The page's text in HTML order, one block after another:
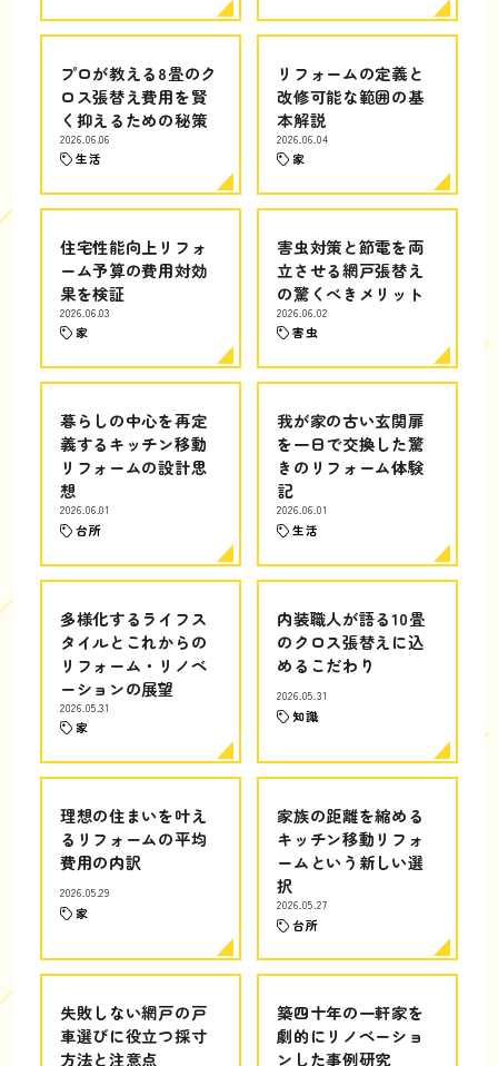
プロが教える8畳のク
ロス張替え費用を賢
く抑えるための秘策
2026.06.06
生活
リフォームの定義と
改修可能な範囲の基
本解説
2026.06.04
家
住宅性能向上リフォ
ーム予算の費用対効
果を検証
2026.06.03
家
害虫対策と節電を両
立させる網戸張替え
の驚くべきメリット
2026.06.02
害虫
暮らしの中心を再定
義するキッチン移動
リフォームの設計思
想
2026.06.01
台所
我が家の古い玄関扉
を一日で交換した驚
きのリフォーム体験
記
2026.06.01
生活
多様化するライフス
タイルとこれからの
リフォーム・リノベ
ーションの展望
2026.05.31
家
内装職人が語る10畳
のクロス張替えに込
めるこだわり
2026.05.31
知識
理想の住まいを叶え
るリフォームの平均
費用の内訳
2026.05.29
家
家族の距離を縮める
キッチン移動リフォ
ームという新しい選
択
2026.05.27
台所
失敗しない網戸の戸
車選びに役立つ採寸
方法と注意点
築四十年の一軒家を
劇的にリノベーショ
ンした事例研究